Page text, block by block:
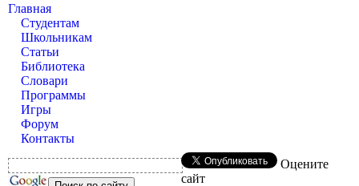
Главная
Студентам
Школьникам
Статьи
Библиотека
Словари
Программы
Игры
Форум
Контакты
Оцените
сайт